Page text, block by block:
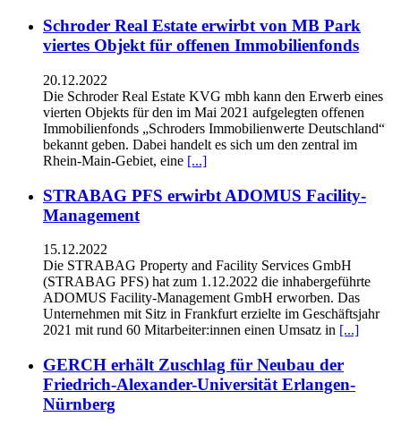
Schroder Real Estate erwirbt von MB Park
viertes Objekt für offenen Immobilienfonds
20.12.2022
Die Schroder Real Estate KVG mbh kann den Erwerb eines
vierten Objekts für den im Mai 2021 aufgelegten offenen
Immobilienfonds „Schroders Immobilienwerte Deutschland“
bekannt geben. Dabei handelt es sich um den zentral im
Rhein-Main-Gebiet, eine [...]
STRABAG PFS erwirbt ADOMUS Facility-
Management
15.12.2022
Die STRABAG Property and Facility Services GmbH
(STRABAG PFS) hat zum 1.12.2022 die inhabergeführte
ADOMUS Facility-Management GmbH erworben. Das
Unternehmen mit Sitz in Frankfurt erzielte im Geschäftsjahr
2021 mit rund 60 Mitarbeiter:innen einen Umsatz in [...]
GERCH erhält Zuschlag für Neubau der
Friedrich-Alexander-Universität Erlangen-
Nürnberg